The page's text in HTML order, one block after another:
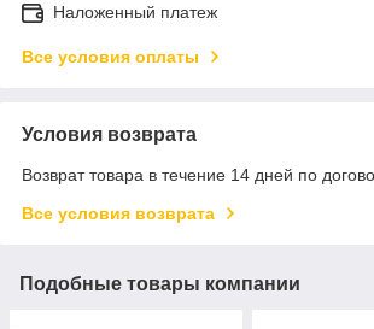
Наложенный платеж
Все условия оплаты
Условия возврата
Возврат товара в течение 14 дней по
Все условия возврата
Подобные товары компании